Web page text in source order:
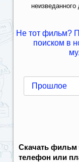
неизведанного
Не тот фильм?
поиском в
Скачать фильм
телефон или